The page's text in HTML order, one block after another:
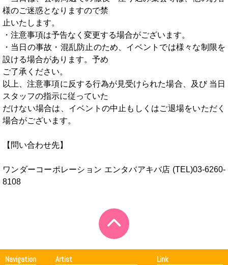
様のご迷惑となりますので禁
止いたします。
・注意事項は予告なく変更する場合がございます。
・当日の事故・混乱防止のため、イベントでは様々な制限を
設ける場合があります。予め
ご了承ください。
以上、注意事項に反する行為が見受けられた場合、及び 当日
スタッフの指示に従っていた
だけない場合は、イベントの中止もしくはご退場をいただく
場合がございます。
【問い合わせ先】
ワンダーコーポレーション エンタバアキバ店 (TEL)03-6260-
8108
Navigation Artist Link